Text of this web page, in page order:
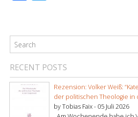
RECENT POSTS
Rezension: Volker Weiß:
der politischen Theologie in
by Tobias Faix - 05 Juli 2026